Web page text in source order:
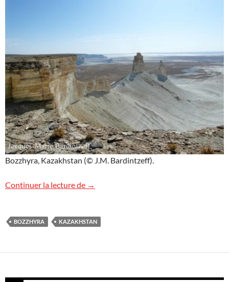
Bozzhyra, Kazakhstan (© J.M. Bardintzeff).
Continuer la lecture de Images de Bozzhyra, Kazakhstan
→
BOZZHYRA KAZAKHSTAN